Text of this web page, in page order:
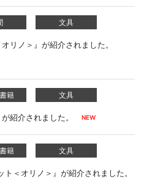
文具
リノ＞』が紹介されました。
籍 文具
紹介されました。
籍 文具
＜オリノ＞』が紹介されました。